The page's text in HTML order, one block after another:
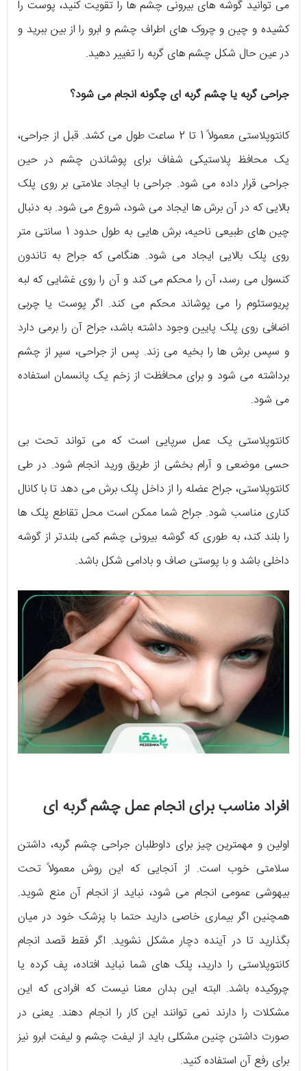
می توانید گوشه های بیرونی چشم ها را تقویت کنید، پوست را
کشیده و چین و چروک های اطراف چشم و ابرو را از بین ببرید و
در عین حال شکل چشم های گربه را تغییر دهید.
جراحی گربه یا چشم گربه ای چگونه انجام می شود؟
کانتوپلاستی معمولاً 1 تا 2 ساعت طول می کشد. قبل از جراحی،
یک محافظ پلاستیکی شفاف برای پوشاندن چشم در حین
جراحی قرار داده می شود. جراحی با ایجاد علامتی بر روی پلک
بالایی که در آن برش ها ایجاد می شود، شروع می شود. به دنبال
چین های طبیعی ناحیه، برش هایی به طول حدود 1 سانتی متر
روی پلک بالایی ایجاد می شود. هنگامی که جراح به تاندون
کنسول می رسد، آن را محکم می کند و آن را روی غشایی که لبه
پریوستئوم را می پوشاند محکم می کند. اگر پوست یا چربی
اضافی روی پلک پایین وجود داشته باشد، جراح آن را برمی دارد
و سپس برش ها را بخیه می زند. پس از جراحی، سپر از چشم
برداشته می شود و برای محافظت از زخم یک پانسمان استفاده
می شود.
کانتوپلاستی یک عمل سرپایی است که می تواند تحت بی
حسی موضعی و آرام بخشی از طریق ورید انجام شود. در طی
کانتوپلاستی، جراح عضله را از داخل پلک برش می دهد تا با کانال
کناری مناسب شود. جراح شما ممکن است محل تقاطع پلک ها
را بلند کند، به طوری که گوشه بیرونی چشم کمی بلندتر از گوشه
داخلی باشد و با پوستی صاف و بادامی شکل باشد.
افراد مناسب برای انجام عمل چشم گربه ای
اولین و مهمترین چیز برای داوطلبان جراحی چشم گربه، داشتن
سلامتی خوب است. از آنجایی که این روش معمولاً تحت
بیهوشی عمومی انجام می شود، نباید از انجام آن منع شوید.
همچنین اگر بیماری خاصی دارید حتما با پزشک خود در میان
بگذارید تا در آینده دچار مشکل نشوید. اگر فقط قصد انجام
کانتوپلاستی را دارید، پلک های شما نباید افتاده، پف کرده یا
چروکیده باشد. البته این بدان معنا نیست که افرادی که این
مشکلات را دارند نمی توانند این کار را انجام دهند. یعنی در
صورت داشتن چنین مشکلی باید از لیفت چشم و لیفت ابرو نیز
برای رفع آن استفاده کنید.